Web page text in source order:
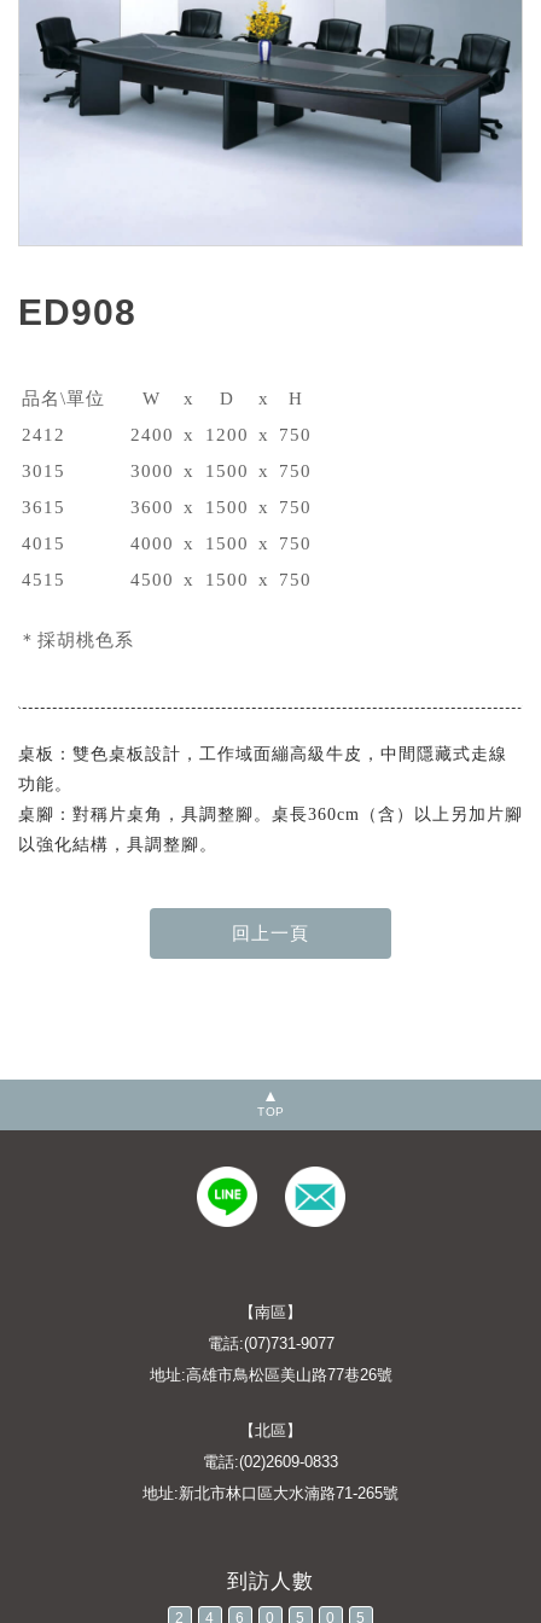
ED908
品名\單位 W x D x
H
2412
2400 x 1200 x
750
3015
3000 x 1500 x
750
3615
3600 x 1500 x
750
4015
4000 x 1500 x
750
4515
4500 x 1500 x 750
＊採胡桃色系
桌板：雙色桌板設計，工作域面繃高級牛皮，中間隱藏式走線
功能。
桌腳：對稱片桌角，具調整腳。桌長360cm（含）以上另加片腳
以強化結構，具調整腳。
TOP
【南區】
電話:(07)731-9077
地址:高雄市鳥松區美山路77巷26號
【北區】
電話:(02)2609-0833
地址:新北市林口區大水湳路71-265號
2 4 6 0 5 0 5